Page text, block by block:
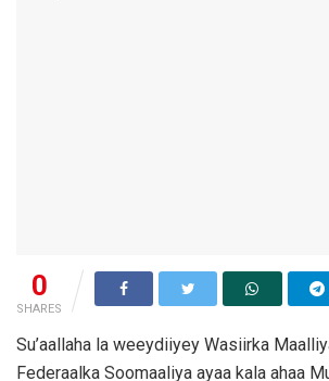
0
SHARES
Su’aallaha la weeydiiyey Wasiirka
Federaalka Soomaaliya ayaa kala ahaa